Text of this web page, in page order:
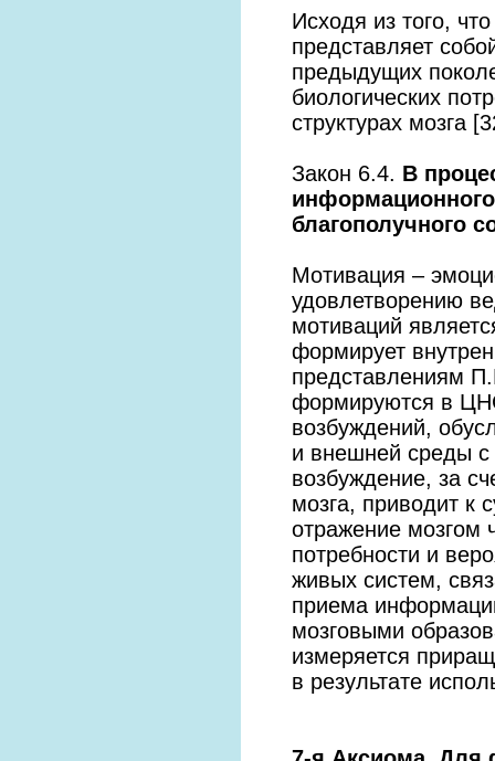
Исходя из того,
представляет
предыдущих
биологических
структурах мозга
Закон 6.4. В
благополучного
Мотивация –
удовлетворению
мотиваций
формирует
представлениям
формируются в
возбуждений,
и внешней среды с
возбуждение, за
мозга, приводит
отражение мозгом
потребности и
живых систем,
приема
мозговыми
измеряется
в результате